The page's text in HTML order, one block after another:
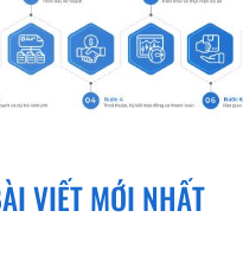
VIẾT MỚI NHẤT